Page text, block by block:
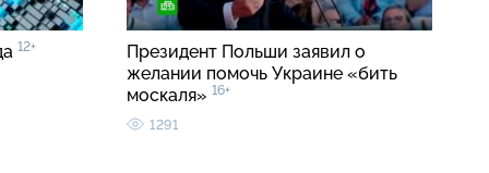
12+
Президент Польши заявил о
желании помочь Украине «бить
москаля» 16+
1291